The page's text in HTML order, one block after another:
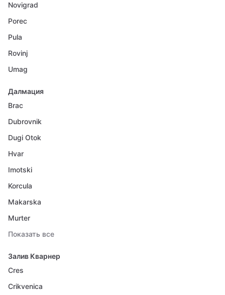
Novigrad
Porec
Pula
Rovinj
Umag
Далмация
Brac
Dubrovnik
Dugi Otok
Hvar
Imotski
Korcula
Makarska
Murter
Показать все
Залив Кварнер
Cres
Crikvenica